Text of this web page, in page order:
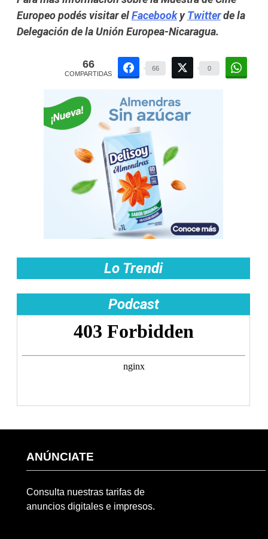
Europeo podés visitar elFacebookyTwitterde la
Delegación de la Unión Europea-Nicaragua.
66
COMPARTIDAS
66 0
Lo Trendi
Podcast
ANÚNCIATE
Consulta nuestras tarifas de
anuncios digitales e impresos.